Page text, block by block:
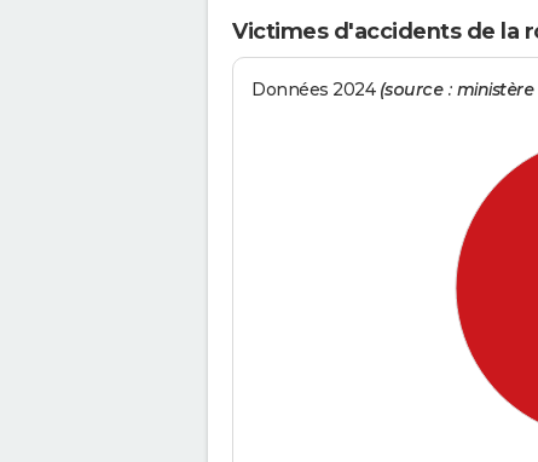
Victimes d'accidents de la
Données 2024 (source :